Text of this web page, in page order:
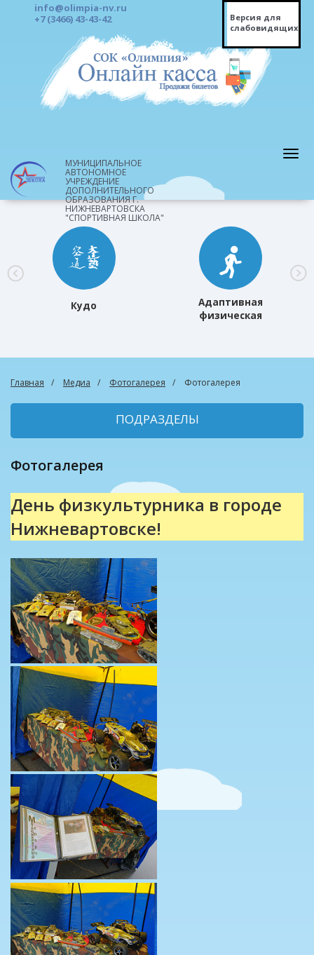
info@olimpia-nv.ru
+7 (3466) 43-43-42
Версия для
слабовидящих
МУНИЦИПАЛЬНОЕ
АВТОНОМНОЕ
УЧРЕЖДЕНИЕ
ДОПОЛНИТЕЛЬНОГО
ОБРАЗОВАНИЯ Г.
НИЖНЕВАРТОВСКА
"СПОРТИВНАЯ ШКОЛА"
Кудо
Адаптивная
физическая
Главная Медиа Фотогалерея Фотогалерея
ПОДРАЗДЕЛЫ
Фотогалерея
День физкультурника в городе
Нижневартовске!